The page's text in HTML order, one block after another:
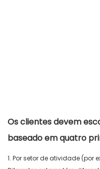
Os clientes devem
baseado em quatro
1. Por setor de atividade (por